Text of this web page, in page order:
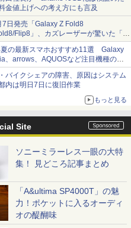
金値上げへの考え方にも言及
7日発売「Galaxy Z Fold8
Flip8」、カズレーザーが驚いた「そ
ニュー並みの薄さ」
の最新スマホおすすめ11選 Galaxy
、arrows、AQUOSなど注目機種の特
バイクシェアの障害、原因はシステム
は明日7日に復旧作業
もっと見る
Site
ソニーミラーレス一眼の大特
集！ 見どころ記事まとめ
「A&ultima SP4000T」の魅
力！ポケットに入るオーディ
オの醍醐味